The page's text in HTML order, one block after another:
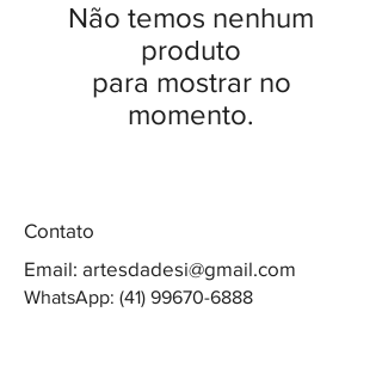
Não temos nenhum
produto
para mostrar no
momento.
Contato
Email: artesdadesi@gmail.com
WhatsApp: (41) 99670-6888